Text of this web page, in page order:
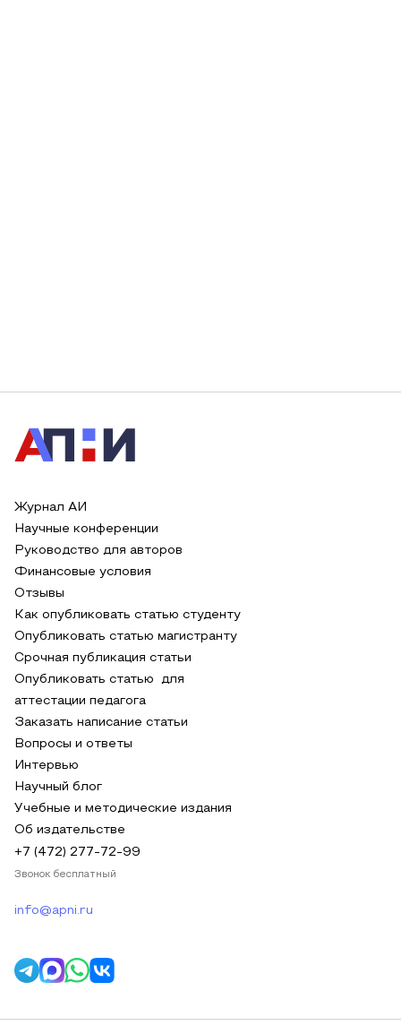
Журнал АИ
Научные конференции
Руководство для авторов
Финансовые условия
Отзывы
Как опубликовать статью студенту
Опубликовать статью магистранту
Срочная публикация статьи
Опубликовать статью для
аттестации педагога
Заказать написание статьи
Вопросы и ответы
Интервью
Научный блог
Учебные и методические издания
Об издательстве
+7 (472) 277-72-99
Звонок бесплатный
info@apni.ru